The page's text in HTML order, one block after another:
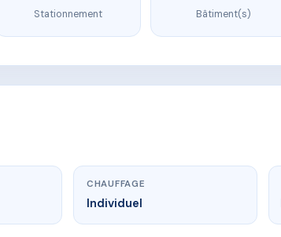
Stationnement Bâtiment(s)
CHAUFFAGE
Individuel